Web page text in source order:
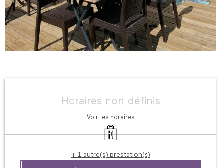
Horaires non définis
Voir les horaires
Vente à emporter
+ 1 autre(s) prestation(s)